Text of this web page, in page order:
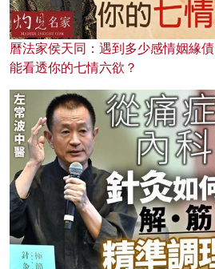
曆法家侯天同：遇到多少感情姻緣
能看透你的七情六欲？